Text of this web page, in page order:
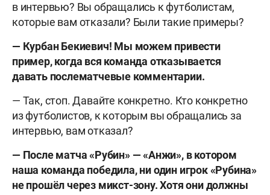
в интервью? Вы обращались к футболистам,
которые вам отказали? Были такие примеры?
— Курбан Бекиевич! Мы можем привести
пример, когда вся команда отказывается
давать послематчевые комментарии.
— Так, стоп. Давайте конкретно. Кто конкретно
из футболистов, к которым вы обращались за
интервью, вам отказал?
— После матча «Рубин» — «Анжи», в котором
наша команда победила, ни один игрок «Рубина»
не прошёл через микст-зону. Хотя они должны